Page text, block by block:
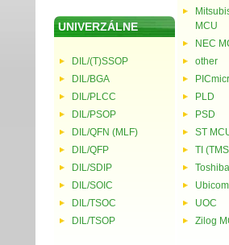
UNIVERZÁLNE
DIL/(T)SSOP
DIL/BGA
DIL/PLCC
DIL/PSOP
DIL/QFN (MLF)
DIL/QFP
DIL/SDIP
DIL/SOIC
DIL/TSOC
DIL/TSOP
MCU
NEC
other
PLD
PSD
ST
TI
UOC
Zilog